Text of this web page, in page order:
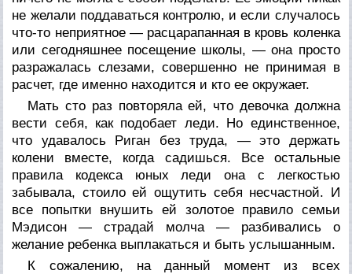
не желали поддаваться контролю, и если случалось
что-то неприятное — расцарапанная в кровь коленка
или сегодняшнее посещение школы, — она просто
разражалась слезами, совершенно не принимая в
расчет, где именно находится и кто ее окружает.
Мать сто раз повторяла ей, что девочка должна
вести себя, как подобает леди. Но единственное,
что удавалось Риган без труда, — это держать
колени вместе, когда садишься. Все остальные
правила кодекса юных леди она с легкостью
забывала, стоило ей ощутить себя несчастной. И
все попытки внушить ей золотое правило семьи
Мэдисон — страдай молча — разбивались о
желание ребенка выплакаться и быть услышанным.
К сожалению, на данный момент из всех